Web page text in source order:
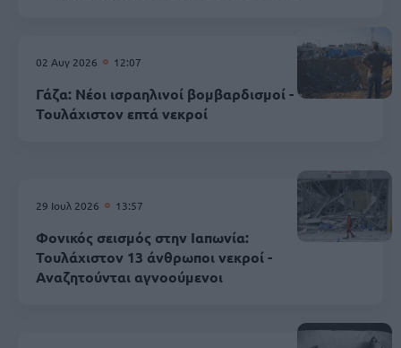
02 Αυγ 2026 12:07
Γάζα: Νέοι ισραηλινοί βομβαρδισμοί -
Τουλάχιστον επτά νεκροί
29 Ιουλ 2026 13:57
Φονικός σεισμός στην Ιαπωνία:
Τουλάχιστον 13 άνθρωποι νεκροί -
Αναζητούνται αγνοούμενοι